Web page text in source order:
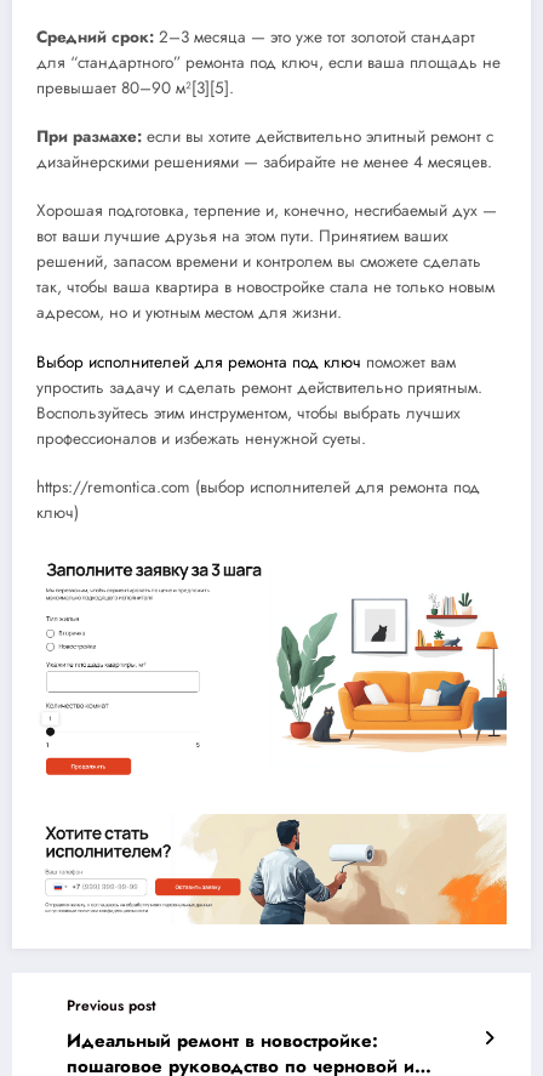
Средний срок: 2–3 месяца — это уже тот золотой стандарт
для “стандартного” ремонта под ключ, если ваша площадь не
превышает 80–90 м²[3][5].
При размахе: если вы хотите действительно элитный ремонт с
дизайнерскими решениями — забирайте не менее 4 месяцев.
Хорошая подготовка, терпение и, конечно, несгибаемый дух —
вот ваши лучшие друзья на этом пути. Принятием ваших
решений, запасом времени и контролем вы сможете сделать
так, чтобы ваша квартира в новостройке стала не только новым
адресом, но и уютным местом для жизни.
Выбор исполнителей для ремонта под ключ поможет вам
упростить задачу и сделать ремонт действительно приятным.
Воспользуйтесь этим инструментом, чтобы выбрать лучших
профессионалов и избежать ненужной суеты.
https://remontica.com (выбор исполнителей для ремонта под
ключ)
Previous post
Идеальный ремонт в новостройке:
пошаговое руководство по черновой и